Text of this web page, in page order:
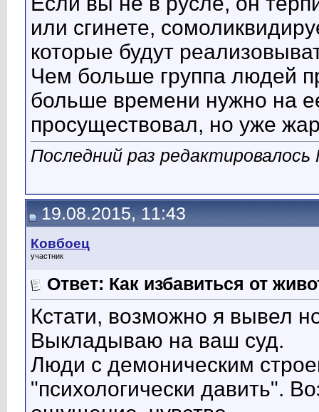
или сгинете,
которые будут
Чем больше группа людей
больше времени нужно на
просуществовал, но уже
Последний раз
19.08.2015, 11:43
Ковбоец
участник
Ответ: Как избавиться от
Кстати, возможно я вывел
Выкладываю на ваш суд.
Люди с демоническим
"психологически давить".